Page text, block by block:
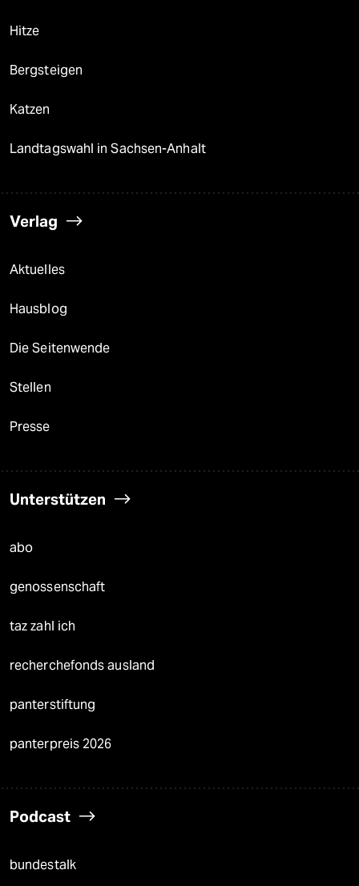
Hitze
Bergsteigen
Katzen
Landtagswahl in Sachsen-Anhalt
Verlag
Aktuelles
Hausblog
Die Seitenwende
Stellen
Presse
Unterstützen
abo
genossenschaft
taz zahl ich
recherchefonds ausland
panterstiftung
panterpreis 2026
Podcast
bundestalk